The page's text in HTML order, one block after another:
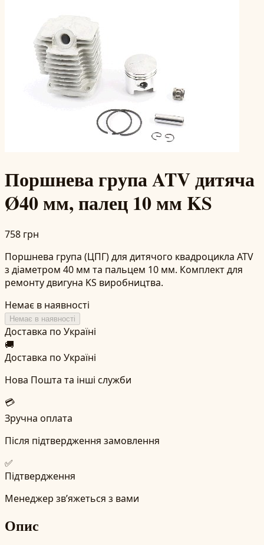
Поршнева група ATV дитяча
Ø40 мм, палец 10 мм KS
758 грн
Поршнева група (ЦПГ) для дитячого квадроцикла ATV
з діаметром 40 мм та пальцем 10 мм. Комплект для
ремонту двигуна KS виробництва.
Немає в наявності
Немає в наявності
Доставка по Україні
🚚
Доставка по Україні
Нова Пошта та інші служби
💳
Зручна оплата
Після підтвердження замовлення
✅
Підтвердження
Менеджер зв’яжеться з вами
Опис